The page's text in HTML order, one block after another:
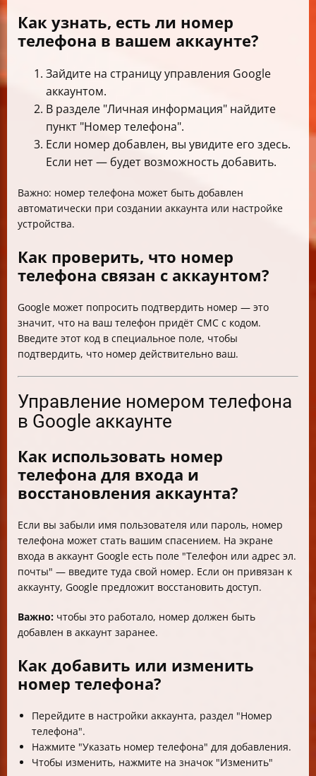
Как узнать, есть ли номер
телефона в вашем аккаунте?
Зайдите на страницу управления Google
аккаунтом.
В разделе "Личная информация" найдите
пункт "Номер телефона".
Если номер добавлен, вы увидите его здесь.
Если нет — будет возможность добавить.
Важно: номер телефона может быть добавлен
автоматически при создании аккаунта или настройке
устройства.
Как проверить, что номер
телефона связан с аккаунтом?
Google может попросить подтвердить номер — это
значит, что на ваш телефон придёт СМС с кодом.
Введите этот код в специальное поле, чтобы
подтвердить, что номер действительно ваш.
Управление номером телефона
в Google аккаунте
Как использовать номер
телефона для входа и
восстановления аккаунта?
Если вы забыли имя пользователя или пароль, номер
телефона может стать вашим спасением. На экране
входа в аккаунт Google есть поле "Телефон или адрес эл.
почты" — введите туда свой номер. Если он привязан к
аккаунту, Google предложит восстановить доступ.
Важно: чтобы это работало, номер должен быть
добавлен в аккаунт заранее.
Как добавить или изменить
номер телефона?
Перейдите в настройки аккаунта, раздел "Номер
телефона".
Нажмите "Указать номер телефона" для добавления.
Чтобы изменить, нажмите на значок "Изменить"